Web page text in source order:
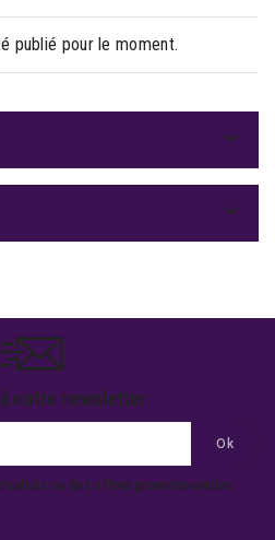
publié pour le moment.


notre newsletter
ou des offres promotionnelles